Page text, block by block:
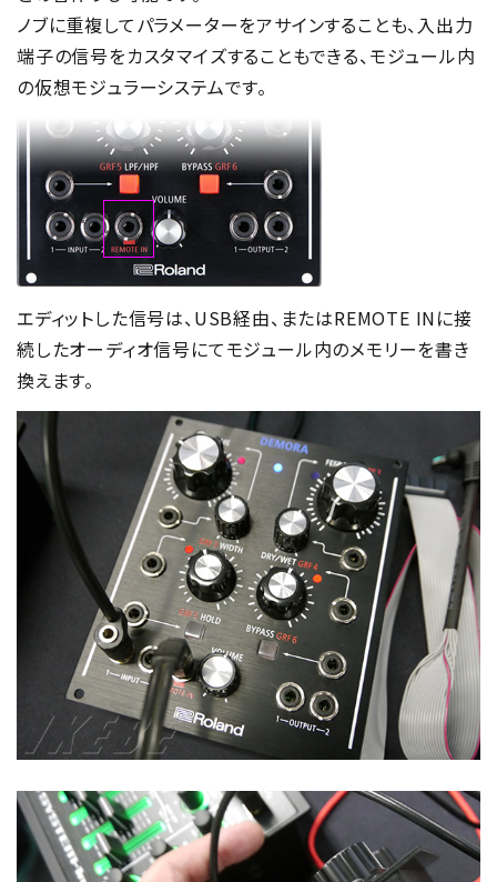
ノブに重複してパラメーターをアサインすることも、入出力
端子の信号をカスタマイズすることもできる、モジュール内
の仮想モジュラーシステムです。
エディットした信号は、USB経由、またはREMOTE INに接
続したオーディオ信号にてモジュール内のメモリーを書き
換えます。